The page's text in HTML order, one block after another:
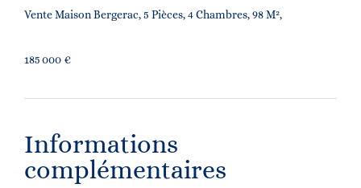
Vente Maison Bergerac, 5 Pièces, 4 Chambres, 98 M²,
185 000 €
Informations
complémentaires